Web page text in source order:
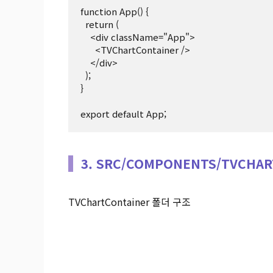
function App() {
}
3. SRC/COMPONENTS/
TVChartContainer 폴더 구조